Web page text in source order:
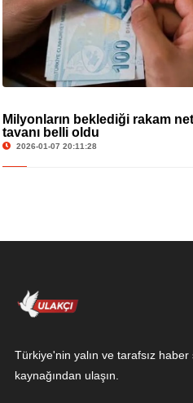
Milyonların beklediği rakam
tavanı belli oldu
2026-01-07 20:11:28
Türkiye'nin yalın ve tarafsız
kaynağından ulaşın.